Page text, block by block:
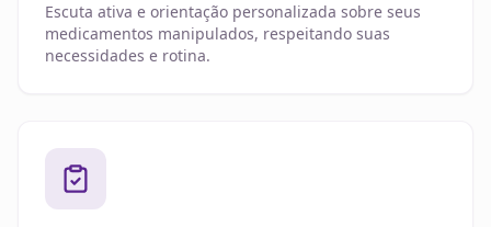
Escuta ativa e orientação personalizada sobre seus
medicamentos manipulados, respeitando suas
necessidades e rotina.